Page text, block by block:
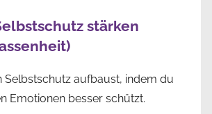
stärken
Selbstschutz aufbaust, indem du
Emotionen besser schützt.